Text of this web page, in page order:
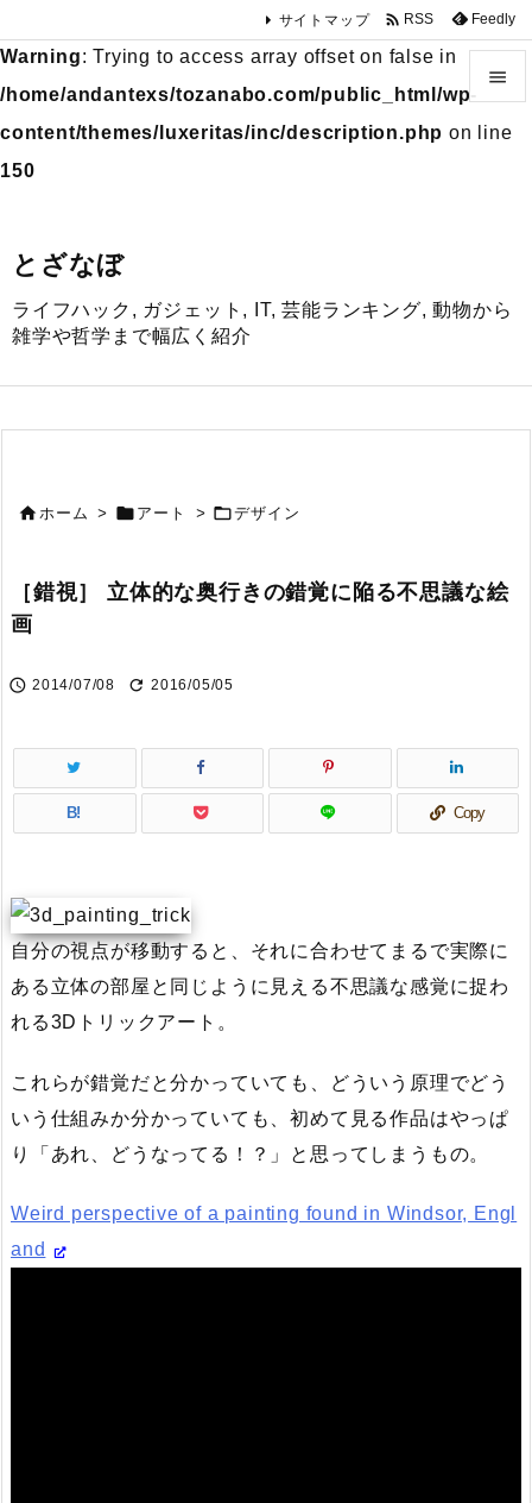
Warning: Trying to access array offset on false in
/home/andantexs/tozanabo.com/public_html/wp-
content/themes/luxeritas/inc/description.php on line
150
とざなぼ
ライフハック, ガジェット, IT, 芸能ランキング, 動物から
雑学や哲学まで幅広く紹介


前へ
サイトマップ  RSS Feedly
ホーム >  アート > デザイン
［錯視］ 立体的な奥行きの錯覚に陥る不思議な絵
画
 2014/07/08  2016/05/05
B! Copy
自分の視点が移動すると、それに合わせてまるで実際に
ある立体の部屋と同じように見える不思議な感覚に捉わ
れる3Dトリックアート。
これらが錯覚だと分かっていても、どういう原理でどう
いう仕組みか分かっていても、初めて見る作品はやっぱ
り「あれ、どうなってる！？」と思ってしまうもの。
Weird perspective of a painting found in Windsor, Engl
and